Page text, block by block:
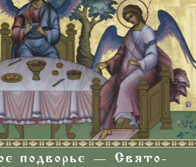
подворье — Свято-